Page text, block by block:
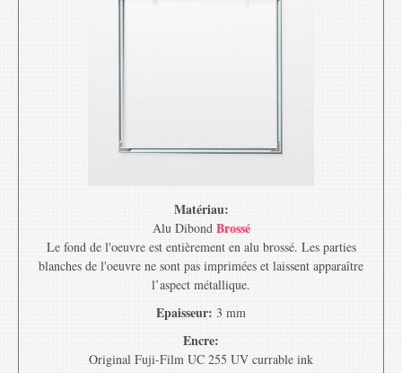
Matériau:
Alu Dibond Brossé
Le fond de l'oeuvre est entièrement en alu brossé. Les parties
blanches de l'oeuvre ne sont pas imprimées et laissent apparaître
l’aspect métallique.
Epaisseur: 3 mm
Encre:
Original Fuji-Film UC 255 UV currable ink